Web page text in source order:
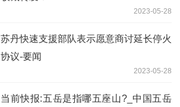
2023-05-28
苏丹快速支援部队表示愿意商讨延长停火
协议-要闻
2023-05-28
当前快报:五岳是指哪五座山?_中国五岳